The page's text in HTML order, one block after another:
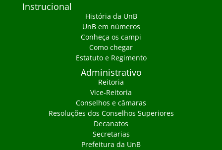
Instrucional
História da UnB
UnB em números
Conheça os campi
Como chegar
Estatuto e Regimento
Administrativo
Reitoria
Vice-Reitoria
Conselhos e câmaras
Resoluções dos Conselhos Superiores
Decanatos
Secretarias
Prefeitura da UnB